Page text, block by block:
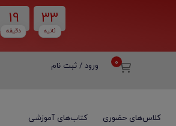
19
دقیقه
33
ثانیه
ورود / ثبت نام
کلاس‌های حضوری کتاب‌های آموزشی